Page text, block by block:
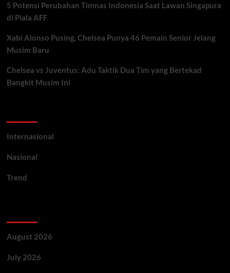
5 Potensi Perubahan Timnas Indonesia Saat Lawan Singapura
di Piala AFF
Xabi Alonso Pusing, Chelsea Punya 46 Pemain Senior Jelang
Musim Baru
Chelsea vs Juventus: Adu Taktik Dua Tim yang Bertekad
Bangkit Musim Ini
Internasional
Nasional
Trend
August 2026
July 2026